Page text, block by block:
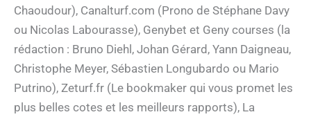
Chaoudour), Canalturf.com (Prono de Stéphane Davy
ou Nicolas Labourasse), Genybet et Geny courses (la
rédaction : Bruno Diehl, Johan Gérard, Yann Daigneau,
Christophe Meyer, Sébastien Longubardo ou Mario
Putrino), Zeturf.fr (Le bookmaker qui vous promet les
plus belles cotes et les meilleurs rapports), La